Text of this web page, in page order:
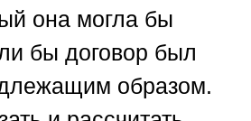
она могла бы
бы договор был
образом.